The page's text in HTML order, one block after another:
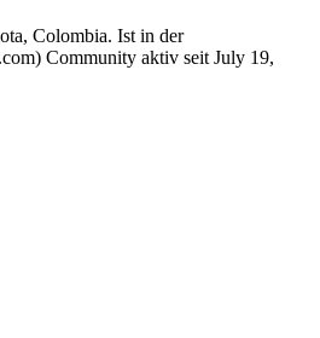
Colombia. Ist in der
Community aktiv seit July 19,